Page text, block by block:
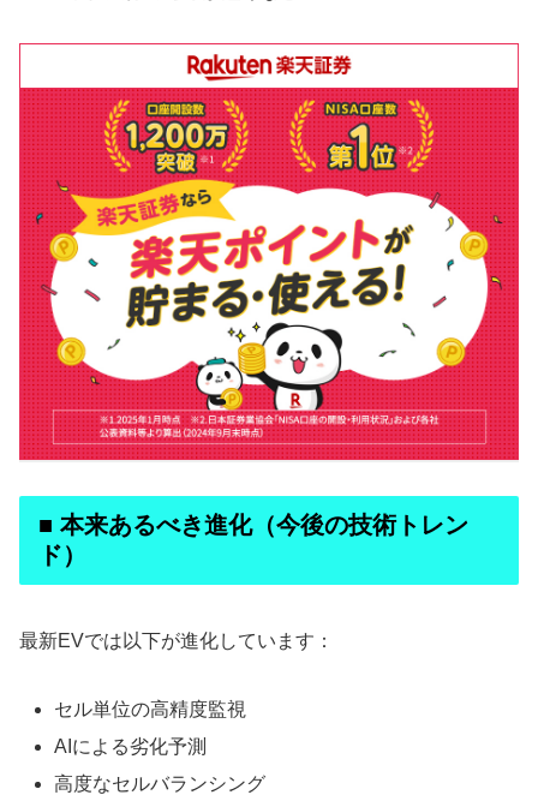
■ 本来あるべき進化（今後の技術トレン
ド）
最新EVでは以下が進化しています：
セル単位の高精度監視
AIによる劣化予測
高度なセルバランシング